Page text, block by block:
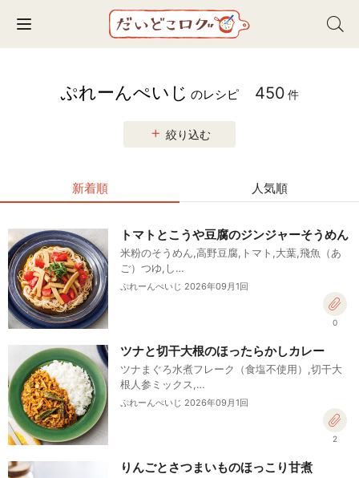
Toggle navigation
ぷれーんぺいじ のレシピ 450 件
絞り込む
新着順 人気順
トマトとこうや豆腐のジンジャーそうめん
米粉のそうめん,高野豆腐,トマト,大葉,飛魚（あ
ご）つゆ,し…
ぷれーんぺいじ 2026年09月1回
0
ツナと切干大根のほったらかしカレー
ツナまぐろ水煮フレーク（食塩不使用）,切干大
根人参ミックス,…
ぷれーんぺいじ 2026年09月1回
2
りんごとさつまいものほっこり甘煮